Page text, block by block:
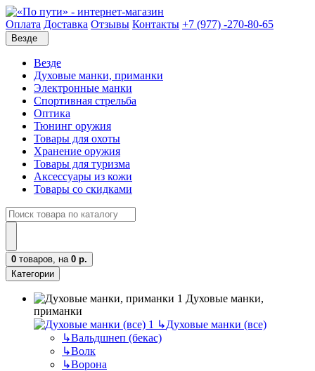
Оплата Доставка Отзывы Контакты +7 (977) -270-80-65
Везде
Везде
Духовые манки, приманки
Электронные манки
Спортивная стрельба
Оптика
Тюнинг оружия
Товары для охоты
Хранение оружия
Товары для туризма
Аксессуары из кожи
Товары со скидками
0 товаров, на 0 р.
Категории
Духовые манки,
приманки
↳Духовые манки (все)
↳Вальдшнеп (бекас)
↳Волк
↳Ворона